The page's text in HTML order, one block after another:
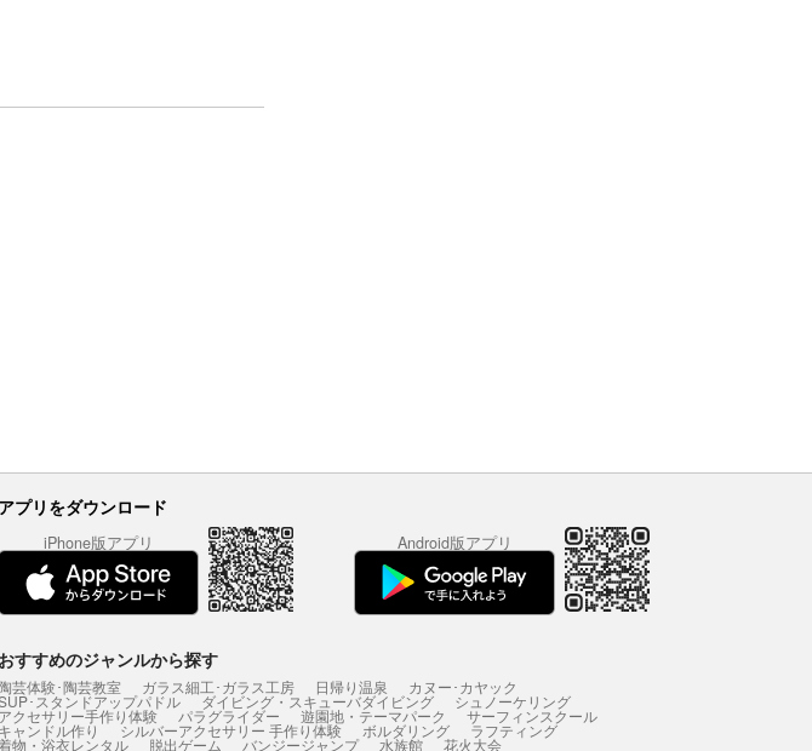
アプリをダウンロード
iPhone版アプリ Android版アプリ
おすすめのジャンルから探す
芸体験･陶芸教室 ガラス細工･ガラス工房 日帰り温泉 カヌー･カヤック
･スタンドアップパドル ダイビング・スキューバダイビング シュノーケリング
アクセサリー手作り体験 パラグライダー 遊園地・テーマパーク サーフィンスクール
キャンドル作り シルバーアクセサリー 手作り体験 ボルダリング ラフティング
物・浴衣レンタル 脱出ゲーム バンジージャンプ 水族館 花火大会